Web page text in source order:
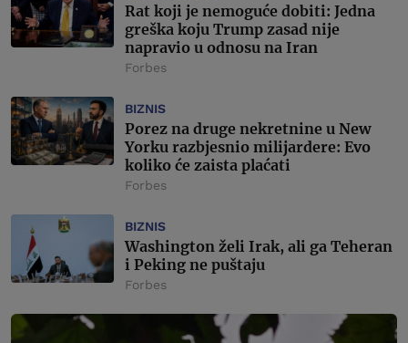
Rat koji je nemoguće dobiti: Jedna
greška koju Trump zasad nije
napravio u odnosu na Iran
Forbes
BIZNIS
Porez na druge nekretnine u New
Yorku razbjesnio milijardere: Evo
koliko će zaista plaćati
Forbes
BIZNIS
Washington želi Irak, ali ga Teheran
i Peking ne puštaju
Forbes